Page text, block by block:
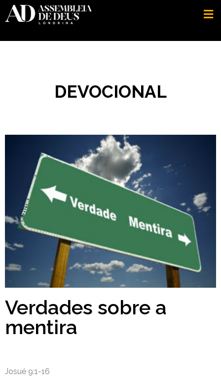
DEVOCIONAL
Verdades sobre a
mentira
Josué 9:1-16